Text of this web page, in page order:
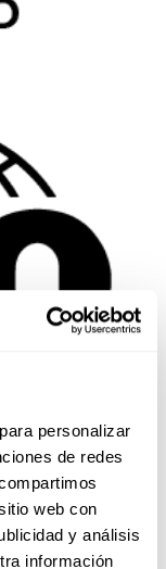
personalizar
de redes
web con
y análisis
información